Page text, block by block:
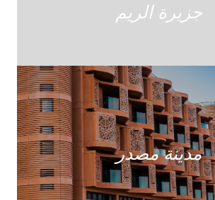
جزيرة الريم
مدينة مصدر